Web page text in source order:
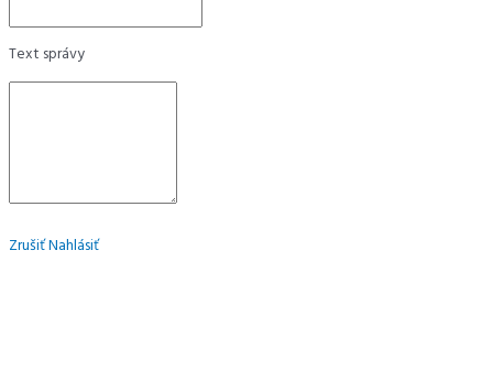
Text správy
ZrušiťNahlásiť